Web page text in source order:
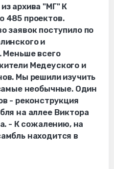
архива "МГ" К
485 проектов.
заявок поступило по
и
Меньше всего
Медеуского и
Мы решили изучить
необычные. Один
- реконструкция
на аллее Виктора
- К сожалению, на
находится в